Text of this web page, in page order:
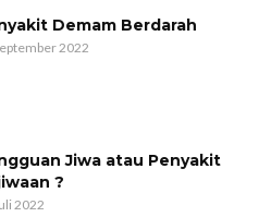
Demam Berdarah
2022
Jiwa atau Penyakit
?
2022